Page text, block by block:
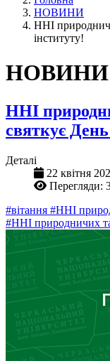
НОВИНИ
ННІ
інституту!
НОВИНИ
ННІ
святкує
Деталі
22 квітня
Перегляди:
#вітання #ННІ
#ННІ природничих